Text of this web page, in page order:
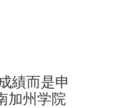
績而是申
加州学院